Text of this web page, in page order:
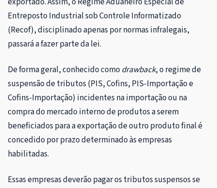
Entreposto Industrial sob Controle Informatizado
(Recof), disciplinado apenas por normas infralegais,
passará a fazer parte da lei.
De forma geral, conhecido como drawback, o regime de
suspensão de tributos (PIS, Cofins, PIS-Importação e
Cofins-Importação) incidentes na importação ou na
compra do mercado interno de produtos a serem
beneficiados para a exportação de outro produto final é
concedido por prazo determinado às empresas
habilitadas.
Essas empresas deverão pagar os tributos suspensos se